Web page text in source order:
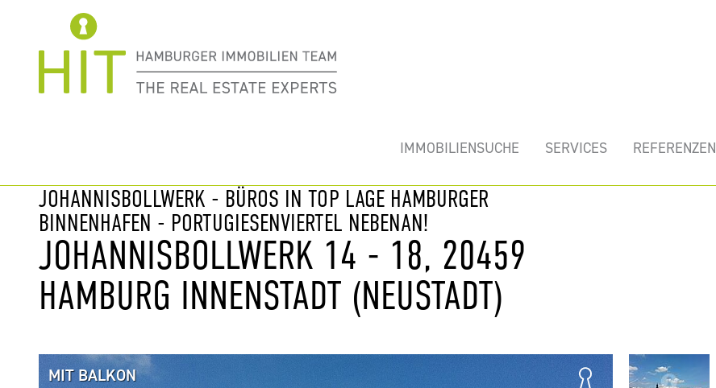
IMMOBILIENSUCHE SERVICES REFERENZEN
JOHANNISBOLLWERK - BÜROS IN TOP LAGE HAMBURGER
BINNENHAFEN - PORTUGIESENVIERTEL NEBENAN!
JOHANNISBOLLWERK 14 - 18, 20459
HAMBURG INNENSTADT (NEUSTADT)
MIT BALKON